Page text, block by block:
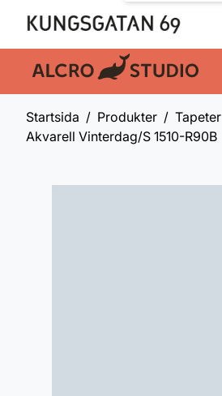
En del av:
Startsida Produkter Tapeter
Akvarell Vinterdag/S 1510-R90B